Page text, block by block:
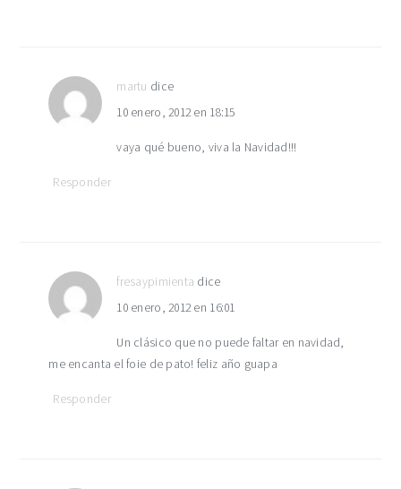
martu dice
10 enero, 2012 en 18:15
vaya qué bueno, viva la Navidad!!!
Responder
fresaypimienta dice
10 enero, 2012 en 16:01
Un clásico que no puede faltar en navidad,
me encanta el foie de pato! feliz año guapa
Responder